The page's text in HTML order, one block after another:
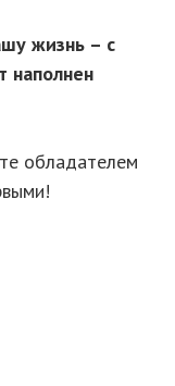
жизнь – с
наполнен
обладателем